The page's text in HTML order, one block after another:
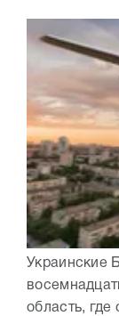
Украинские
область, где